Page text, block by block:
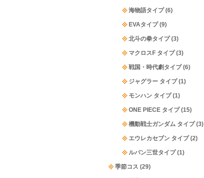
海物語タイプ(6)
EVAタイプ(9)
北斗の拳タイプ(3)
マクロスF タイプ(3)
戦国・時代劇タイプ(6)
ジャグラー タイプ(1)
モンハン タイプ(1)
ONE PIECE タイプ(15)
機動戦士ガンダム タイプ(3)
エウレカセブン タイプ(2)
ルパン三世タイプ(1)
季節コス (29)